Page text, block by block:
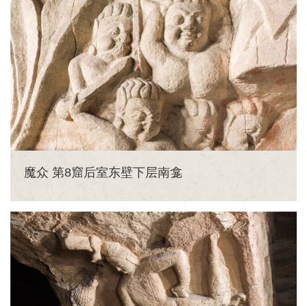
魔众 第8窟后室东壁下层南龛